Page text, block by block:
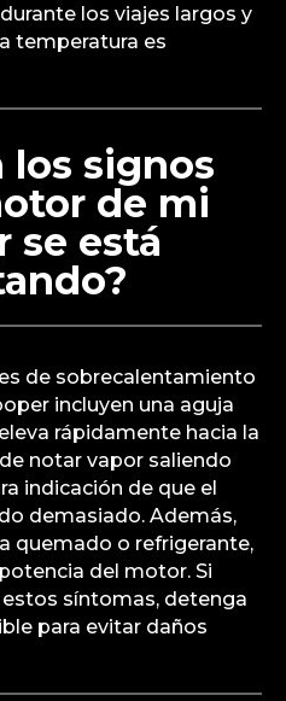
los viajes largos y
temperatura es
los signos
de mi
se está
de sobrecalentamiento
incluyen una aguja
rápidamente hacia la
notar vapor saliendo
indicación de que el
demasiado. Además,
quemado o refrigerante,
del motor. Si
síntomas, detenga
para evitar daños